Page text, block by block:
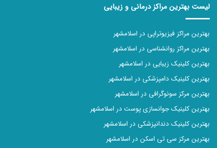
لیست بهترین مراکز درمانی و زیبایی
بهترین مراکز فیزیوتراپی در اسلامشهر
بهترین مراکز روانشناسی در اسلامشهر
بهترین کلینیک زیبایی در اسلامشهر
بهترین کلینیک دامپزشکی در اسلامشهر
بهترین مرکز سونوگرافی در اسلامشهر
بهترین کلینیک جوانسازی پوست در اسلامشهر
بهترین کلینیک دندانپزشکی در اسلامشهر
بهترین مرکز سی تی اسکن در اسلامشهر